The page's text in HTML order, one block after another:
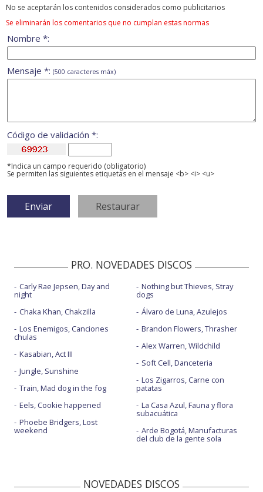
No se aceptarán los contenidos considerados como publicitarios
Se eliminarán los comentarios que no cumplan estas normas
Nombre *:
Mensaje *: (500 caracteres máx)
Código de validación *:
*Indica un campo requerido (obligatorio)
Se permiten las siguientes etiquetas en el mensaje <b> <i> <u>
PRO. NOVEDADES DISCOS
Carly Rae Jepsen, Day and
night
Chaka Khan, Chakzilla
Los Enemigos, Canciones
chulas
Kasabian, Act III
Jungle, Sunshine
Train, Mad dog in the fog
Eels, Cookie happened
Phoebe Bridgers, Lost
weekend
Nothing but Thieves, Stray
dogs
Álvaro de Luna, Azulejos
Brandon Flowers, Thrasher
Alex Warren, Wildchild
Soft Cell, Danceteria
Los Zigarros, Carne con
patatas
La Casa Azul, Fauna y flora
subacuática
Arde Bogotá, Manufacturas
del club de la gente sola
NOVEDADES DISCOS